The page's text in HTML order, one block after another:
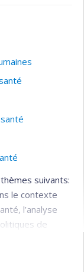
suivants:
le contexte
l’analyse
de
en